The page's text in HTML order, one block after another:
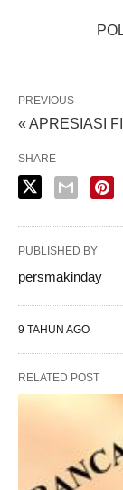
PREVIOUS
« APRESIASI
SHARE
PUBLISHED BY
persmakinday
9 TAHUN AGO
RELATED POST